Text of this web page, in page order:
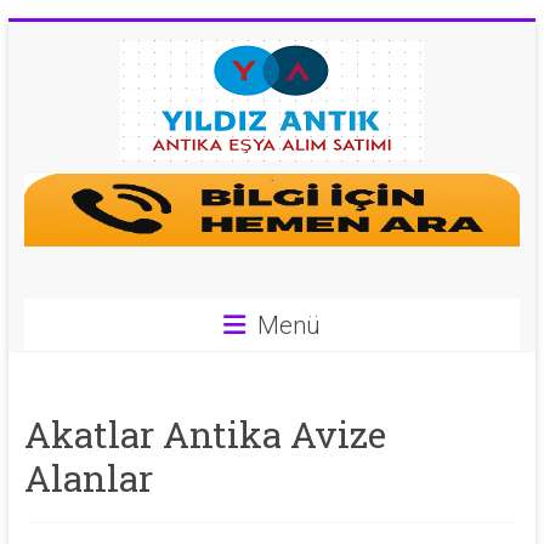
Antika
Eşya
0
543
Menü
Akatlar Antika Avize
Alanlar